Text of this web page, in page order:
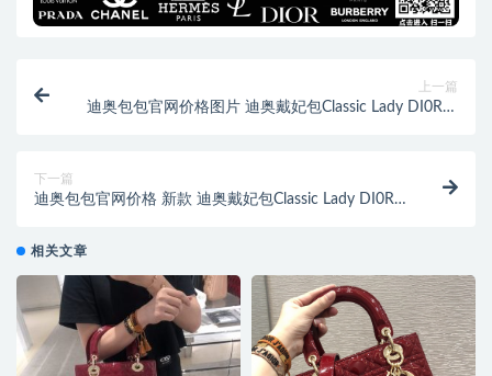
上一篇
迪奥包包官网价格图片 迪奥戴妃包Classic Lady DI0R漆
下一篇
迪奥包包官网价格 新款 迪奥戴妃包Classic Lady DI0R
相关文章